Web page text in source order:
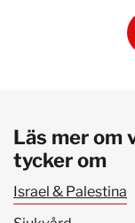
Läs mer om
tycker om
Israel & Palestina